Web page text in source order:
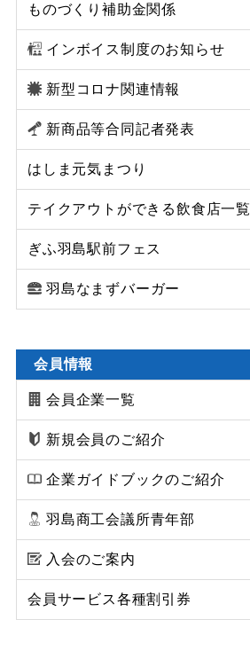
ものづくり補助金関係
インボイス制度のお知らせ
新型コロナ関連情報
新商品等合同記者発表
はしま元気まつり
テイクアウトができる飲食店一覧
ぎふ羽島駅前フェス
羽島なまずバーガー
会員情報
会員企業一覧
新規会員のご紹介
企業ガイドブックのご紹介
羽島商工会議所青年部
入会のご案内
会員サービス各種割引券